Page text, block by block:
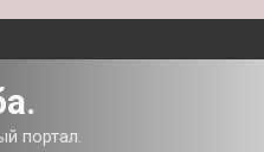
портал.